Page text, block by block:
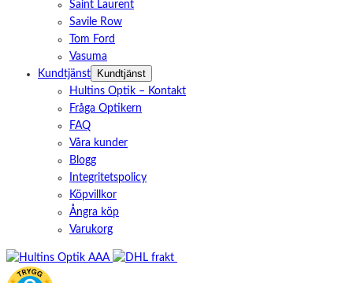
Saint Laurent
Savile Row
Tom Ford
Vasuma
Kundtjänst
Kundtjänst
Hultins Optik – Kontakt
Fråga Optikern
FAQ
Våra kunder
Blogg
Integritetspolicy
Köpvillkor
Ångra köp
Varukorg